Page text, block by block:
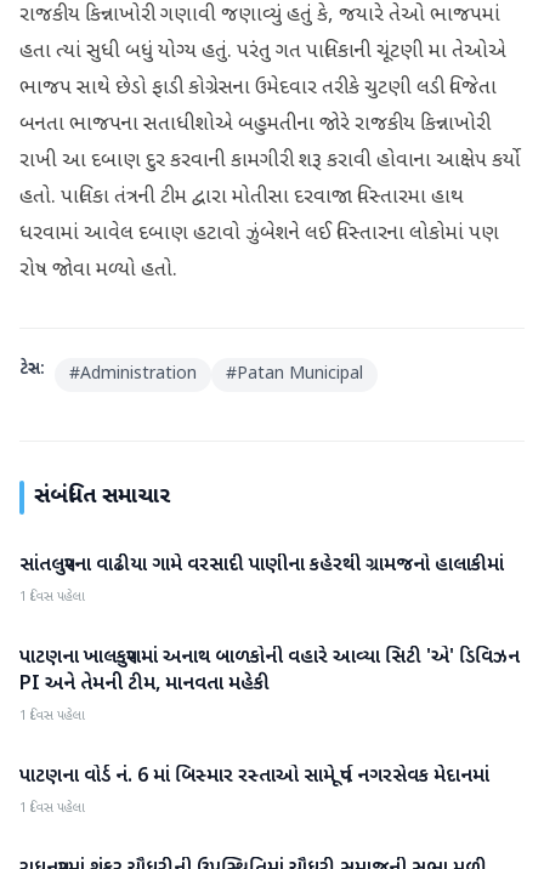
રાજકીય કિન્નાખોરી ગણાવી જણાવ્યું હતું કે, જયારે તેઓ ભાજપમાં
હતા ત્યાં સુધી બધું યોગ્ય હતું. પરંતુ ગત પાલિકાની ચૂંટણી મા તેઓએ
ભાજપ સાથે છેડો ફાડી કોગ્રેસના ઉમેદવાર તરીકે ચુટણી લડી વિજેતા
બનતા ભાજપના સતાધીશોએ બહુમતીના જોરે રાજકીય કિન્નાખોરી
રાખી આ દબાણ દુર કરવાની કામગીરી શરૂ કરાવી હોવાના આક્ષેપ કર્યો
હતો. પાલિકા તંત્રની ટીમ દ્વારા મોતીસા દરવાજા વિસ્તારમા હાથ
ધરવામાં આવેલ દબાણ હટાવો ઝુંબેશને લઈ વિસ્તારના લોકોમાં પણ
રોષ જોવા મળ્યો હતો.
ટેગ્સ: #Administration #Patan Municipal
સંબંધિત સમાચાર
પાટણ
સાંતલપુરના વાઢીયા ગામે વરસાદી પાણીના કહેરથી ગ્રામજનો હાલાકીમાં
1 દિવસ પહેલા
પાટણ
પાટણના ખાલકપુરામાં અનાથ બાળકોની વહારે આવ્યા સિટી 'એ' ડિવિઝન
PI અને તેમની ટીમ, માનવતા મહેકી
1 દિવસ પહેલા
પાટણ
પાટણના વોર્ડ નં. 6 માં બિસ્માર રસ્તાઓ સામે પૂર્વ નગરસેવક મેદાનમાં
1 દિવસ પહેલા